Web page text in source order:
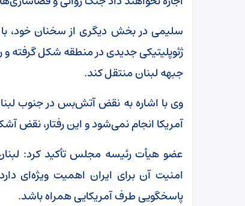
سلیمی در بخش دیگری از سخنان خود،
ژئوپلیتیکی جدیدی در منطقه شکل گرفته
جبهه لبنان منتقل کند.
وی با اشاره به نقض آتش‌بس در جنوب
آمریکا انجام نمی‌شود و این رفتار، نقض
عضو هیأت رئیسه مجلس تأکید کرد:
امنیت آن برای ایران اهمیت ویژه‌ای
پاسخگویی طرف آمریکایی همراه باشد.